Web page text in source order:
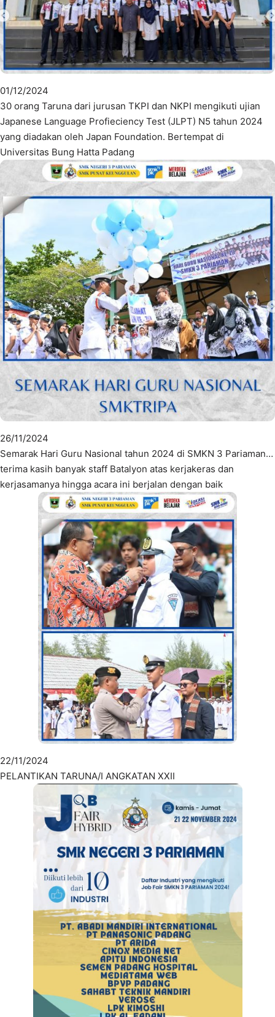
01/12/2024
30 orang Taruna dari jurusan TKPI dan NKPI mengikuti ujian
Japanese Language Profieciency Test (JLPT) N5 tahun 2024
yang diadakan oleh Japan Foundation. Bertempat di
Universitas Bung Hatta Padang
26/11/2024
Semarak Hari Guru Nasional tahun 2024 di SMKN 3 Pariaman…
terima kasih banyak staff Batalyon atas kerjakeras dan
kerjasamanya hingga acara ini berjalan dengan baik
22/11/2024
PELANTIKAN TARUNA/I ANGKATAN XXII